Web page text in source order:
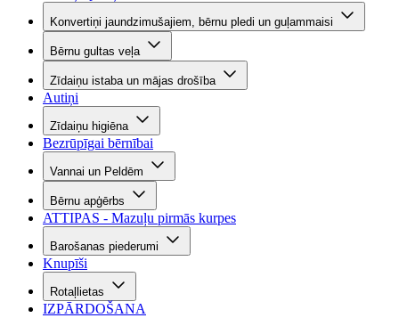
Konvertiņi jaundzimušajiem, bērnu pledi un guļammaisi
Bērnu gultas veļa
Zīdaiņu istaba un mājas drošība
Autiņi
Zīdaiņu higiēna
Bezrūpīgai bērnībai
Vannai un Peldēm
Bērnu apģērbs
ATTIPAS - Mazuļu pirmās kurpes
Barošanas piederumi
Knupīši
Rotaļlietas
IZPĀRDOŠANA